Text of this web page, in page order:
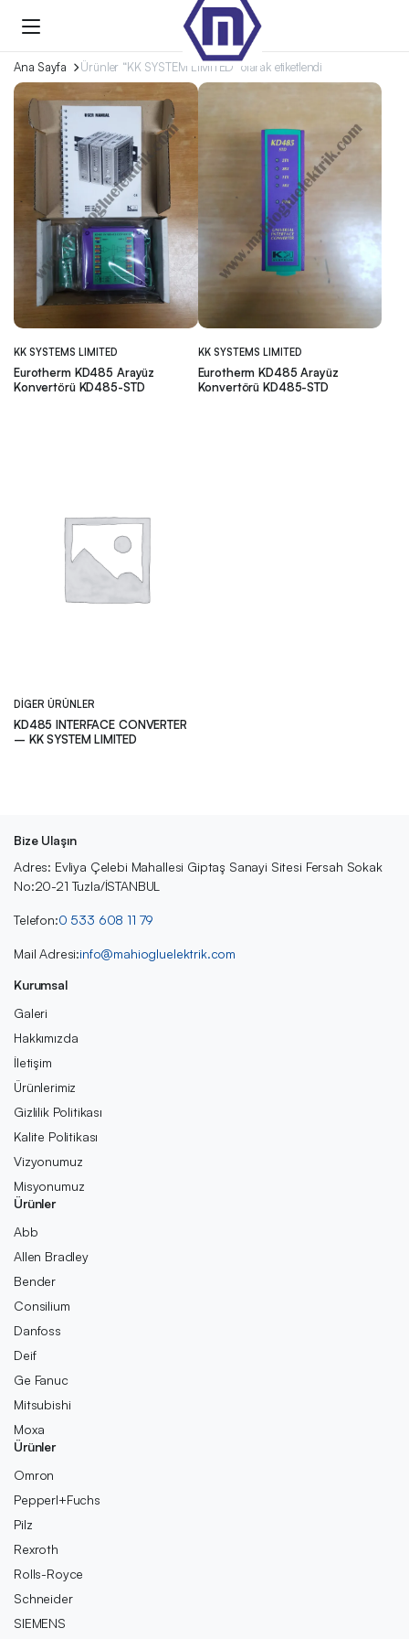
Ana Sayfa Ürünler “KK SYSTEM LIMITED” olarak etiketlendi
KK SYSTEMS LIMITED
Eurotherm KD485 Arayüz
Konvertörü KD485-STD
KK SYSTEMS LIMITED
Eurotherm KD485 Arayüz
Konvertörü KD485-STD
DIGER ÜRÜNLER
KD485 INTERFACE CONVERTER
– KK SYSTEM LIMITED
Bize Ulaşın
Adres: Evliya Çelebi Mahallesi Giptaş Sanayi Sitesi Fersah Sokak
No:20-21 Tuzla/İSTANBUL
Telefon:0 533 608 11 79
Mail Adresi:info@mahiogluelektrik.com
Kurumsal
Galeri
Hakkımızda
İletişim
Ürünlerimiz
Gizlilik Politikası
Kalite Politikası
Vizyonumuz
Misyonumuz
Ürünler
Abb
Allen Bradley
Bender
Consilium
Danfoss
Deif
Ge Fanuc
Mitsubishi
Moxa
Ürünler
Omron
Pepperl+Fuchs
Pilz
Rexroth
Rolls-Royce
Schneider
SIEMENS